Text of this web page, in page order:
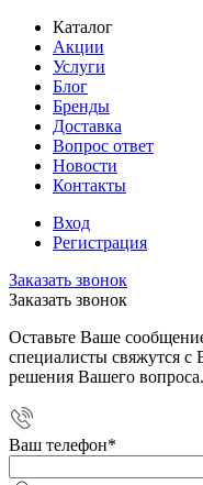
Каталог
Акции
Услуги
Блог
Бренды
Доставка
Вопрос ответ
Новости
Контакты
Вход
Регистрация
Заказать звонок
Заказать звонок
Оставьте Ваше
специалисты свяжутся
решения Вашего вопроса.
Ваш телефон*